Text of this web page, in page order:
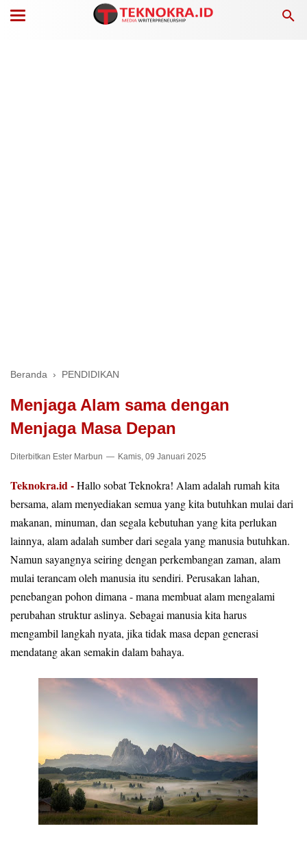
Beranda › PENDIDIKAN
Menjaga Alam sama dengan
Menjaga Masa Depan
Diterbitkan Ester Marbun Kamis, 09 Januari 2025
Teknokra.id -Hallo sobat Teknokra! Alam adalah rumah kita
bersama, alam menyediakan semua yang kita butuhkan mulai dari
makanan, minuman, dan segala kebutuhan yang kita perlukan
lainnya, alam adalah sumber dari segala yang manusia butuhkan.
Namun sayangnya seiring dengan perkembangan zaman, alam
mulai terancam oleh manusia itu sendiri. Perusakan lahan,
penebangan pohon dimana - mana membuat alam mengalami
perubahan struktur aslinya. Sebagai manusia kita harus
mengambil langkah nyata, jika tidak masa depan generasi
mendatang akan semakin dalam bahaya.